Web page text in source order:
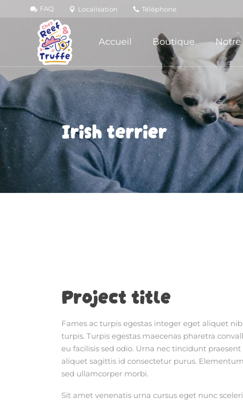
FAQ Localisation Téléphone
Accueil Boutique Notre
Irish terrier
Project title
Fames ac turpis egestas integer eget aliquet
turpis. Turpis egestas maecenas pharetra
eu facilisis sed odio. Urna nec tincidunt
aliquet sagittis id consectetur purus.
sed ullamcorper morbi.
Sit amet venenatis urna cursus eget nunc